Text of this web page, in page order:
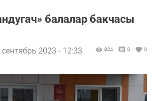
балалар бакчасы
сентябрь 2023 - 12:33 824 0 0